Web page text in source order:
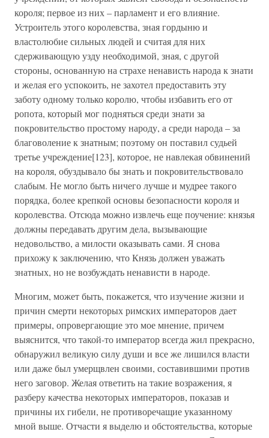
короля; первое из них – парламент и его влияние.
Устроитель этого королевства, зная гордыню и
властолюбие сильных людей и считая для них
сдерживающую узду необходимой, зная, с другой
стороны, основанную на страхе ненависть народа к знати
и желая его успокоить, не захотел предоставить эту
заботу одному только королю, чтобы избавить его от
ропота, который мог подняться среди знати за
покровительство простому народу, а среди народа – за
благоволение к знатным; поэтому он поставил судьей
третье учреждение[123], которое, не навлекая обвинений
на короля, обуздывало бы знать и покровительствовало
слабым. Не могло быть ничего лучше и мудрее такого
порядка, более крепкой основы безопасности короля и
королевства. Отсюда можно извлечь еще поучение: князья
должны передавать другим дела, вызывающие
недовольство, а милости оказывать сами. Я снова
прихожу к заключению, что Князь должен уважать
знатных, но не возбуждать ненависти в народе.
Многим, может быть, покажется, что изучение жизни и
причин смерти некоторых римских императоров дает
примеры, опровергающие это мое мнение, причем
выяснится, что такой-то император всегда жил прекрасно,
обнаружил великую силу души и все же лишился власти
или даже был умерщвлен своими, составившими против
него заговор. Желая ответить на такие возражения, я
разберу качества некоторых императоров, показав и
причины их гибели, не противоречащие указанному
мной выше. Отчасти я выделю и обстоятельства, которые